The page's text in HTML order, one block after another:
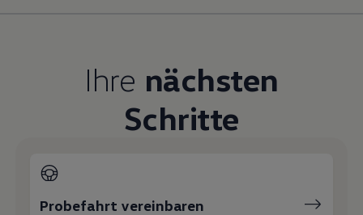
Elektromobilität
Volkswagen R
Pannen- und Unfallhilfe
Volkswagen Kundenbetreuung
Ihre nächsten
Schritte
Probefahrt vereinbaren